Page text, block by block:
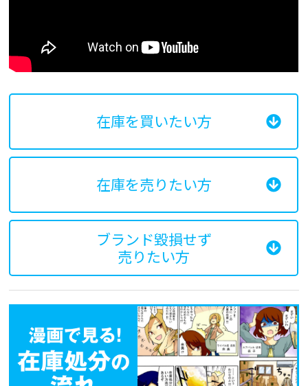
在庫を買いたい方
在庫を売りたい方
ブランド毀損せず
売りたい方